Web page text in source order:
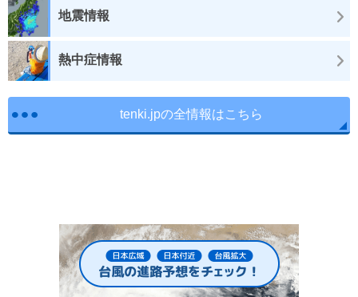
地震情報
熱中症情報
tenki.jpの全情報はこちら